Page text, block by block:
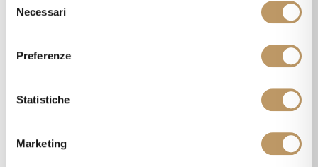
a: privacy@cannavacciuologroup.it.
Chiudendo questo banner tramite apposita X in alto a destra,
vengono accettati i cookie selezionati in quel momento.
Necessari
Preferenze
Statistiche
Marketing
_gcl_au 3 mesi